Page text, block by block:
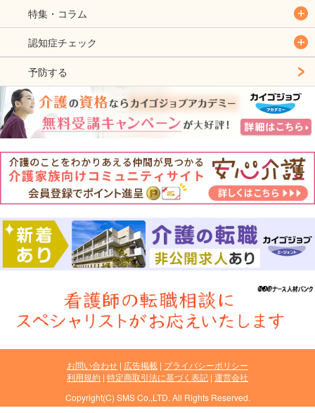
特集・コラム
認知症チェック
予防する
お問い合わせ 広告掲載 プライバシーポリシー
利用規約 特定商取引法に基づく表記 運営会社
Copyright(C) SMS Co.,LTD. All Rights Reserved.